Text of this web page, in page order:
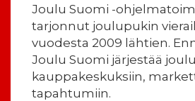
Joulu Suomi -
tarjonnut joulupukin
vuodesta 2009 lähtien.
Joulu Suomi järjestää
kauppakeskuksiin,
tapahtumiin.